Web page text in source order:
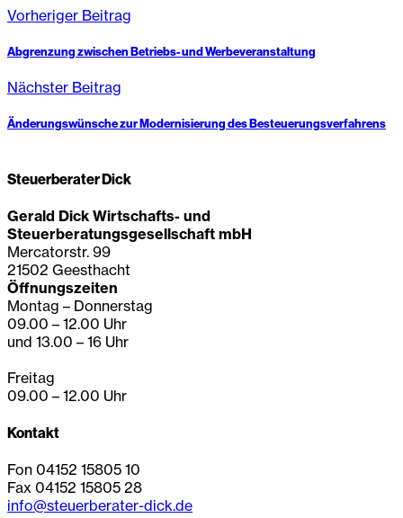
Vorheriger Beitrag
Abgrenzung zwischen Betriebs- und Werbeveranstaltung
Nächster Beitrag
Änderungswünsche zur Modernisierung des Besteuerungsverfahrens
Steuerberater Dick
Gerald Dick Wirtschafts- und
Steuerberatungsgesellschaft mbH
Mercatorstr. 99
21502 Geesthacht
Öffnungszeiten
Montag – Donnerstag
09.00 – 12.00 Uhr
und 13.00 – 16 Uhr
Freitag
09.00 – 12.00 Uhr
Kontakt
Fon 04152 15805 10
Fax 04152 15805 28
info@steuerberater-dick.de